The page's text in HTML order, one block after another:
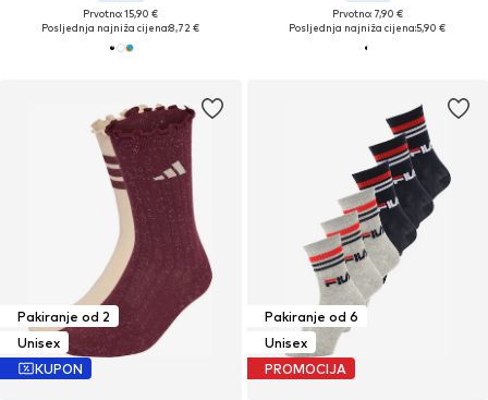
Prvotno: 15,90 €
Posljednja najniža cijena:8,72 €
Prvotno: 7,90 €
Posljednja najniža cijena:5,90 €
Pakiranje od 2
Unisex
KUPON
Pakiranje od 6
Unisex
PROMOCIJA